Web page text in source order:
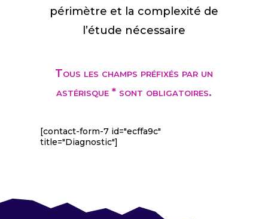
périmètre et la complexité de
l’étude nécessaire
Tous les champs préfixés par un
astérisque * sont obligatoires.
[contact-form-7 id="ecffa9c"
title="Diagnostic"]